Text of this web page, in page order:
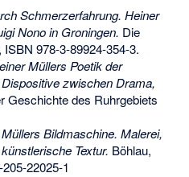
Schmerzerfahrung. Heiner
Nono in Groningen. Die
ISBN 978-3-89924-354-3.
Müllers Poetik der
zwischen Drama,
Geschichte des Ruhrgebiets
Bildmaschine. Malerei,
Textur. Böhlau,
22025-1